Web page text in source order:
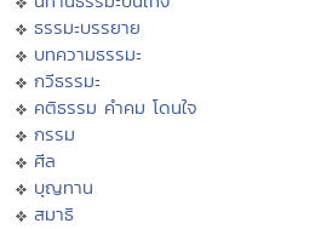
ธรรมะบรรยาย
บทความธรรมะ
กวีธรรมะ
คติธรรม คำคม โดนใจ
กรรม
ศีล
บุญทาน
สมาธิ